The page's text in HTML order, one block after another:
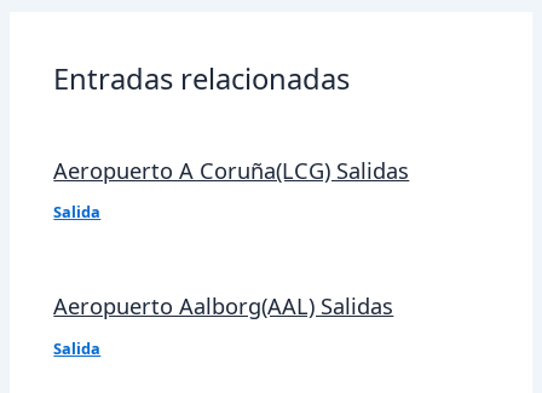
Entradas relacionadas
Aeropuerto A Coruña(LCG) Salidas
Salida
Aeropuerto Aalborg(AAL) Salidas
Salida